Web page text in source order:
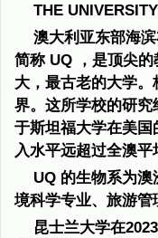
THE
澳大利亚东部海
简称 UQ ，是顶尖
大，最古老的大学
界。这所学校的研
于斯坦福大学在美
入水平远超过全澳平
UQ 的生物系为
境科学专业、旅游管
昆士兰大学在